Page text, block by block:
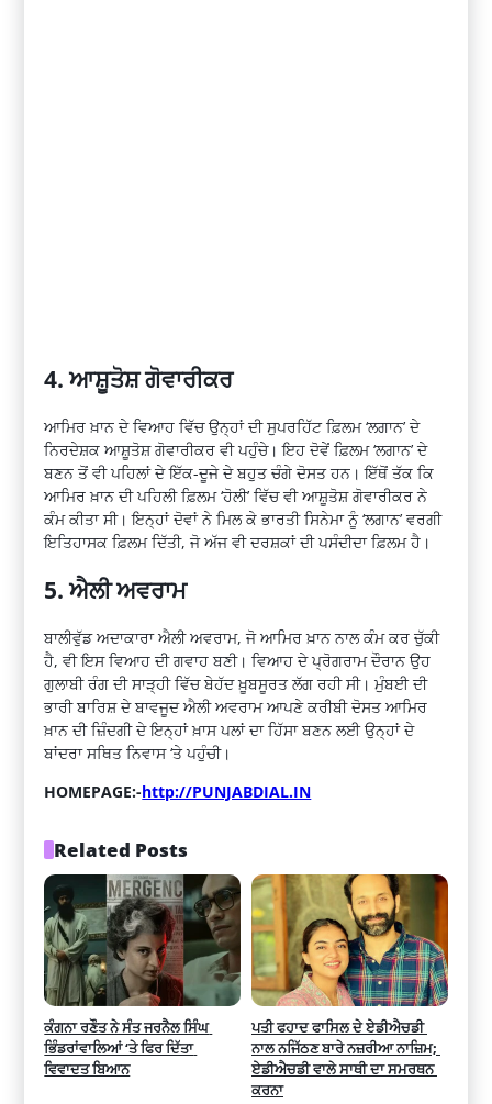
4. ਆਸ਼ੂਤੋਸ਼ ਗੋਵਾਰੀਕਰ
ਆਮਿਰ ਖ਼ਾਨ ਦੇ ਵਿਆਹ ਵਿੱਚ ਉਨ੍ਹਾਂ ਦੀ ਸੁਪਰਹਿੱਟ ਫ਼ਿਲਮ ‘ਲਗਾਨ’ ਦੇ
ਨਿਰਦੇਸ਼ਕ ਆਸ਼ੂਤੋਸ਼ ਗੋਵਾਰੀਕਰ ਵੀ ਪਹੁੰਚੇ। ਇਹ ਦੋਵੇਂ ਫ਼ਿਲਮ ‘ਲਗਾਨ’ ਦੇ
ਬਣਨ ਤੋਂ ਵੀ ਪਹਿਲਾਂ ਦੇ ਇੱਕ-ਦੂਜੇ ਦੇ ਬਹੁਤ ਚੰਗੇ ਦੋਸਤ ਹਨ। ਇੱਥੋਂ ਤੱਕ ਕਿ
ਆਮਿਰ ਖ਼ਾਨ ਦੀ ਪਹਿਲੀ ਫ਼ਿਲਮ ‘ਹੋਲੀ’ ਵਿੱਚ ਵੀ ਆਸ਼ੂਤੋਸ਼ ਗੋਵਾਰੀਕਰ ਨੇ
ਕੰਮ ਕੀਤਾ ਸੀ। ਇਨ੍ਹਾਂ ਦੋਵਾਂ ਨੇ ਮਿਲ ਕੇ ਭਾਰਤੀ ਸਿਨੇਮਾ ਨੂੰ ‘ਲਗਾਨ’ ਵਰਗੀ
ਇਤਿਹਾਸਕ ਫ਼ਿਲਮ ਦਿੱਤੀ, ਜੋ ਅੱਜ ਵੀ ਦਰਸ਼ਕਾਂ ਦੀ ਪਸੰਦੀਦਾ ਫ਼ਿਲਮ ਹੈ।
5. ਐਲੀ ਅਵਰਾਮ
ਬਾਲੀਵੁੱਡ ਅਦਾਕਾਰਾ ਐਲੀ ਅਵਰਾਮ, ਜੋ ਆਮਿਰ ਖ਼ਾਨ ਨਾਲ ਕੰਮ ਕਰ ਚੁੱਕੀ
ਹੈ, ਵੀ ਇਸ ਵਿਆਹ ਦੀ ਗਵਾਹ ਬਣੀ। ਵਿਆਹ ਦੇ ਪ੍ਰੋਗਰਾਮ ਦੌਰਾਨ ਉਹ
ਗੁਲਾਬੀ ਰੰਗ ਦੀ ਸਾੜ੍ਹੀ ਵਿੱਚ ਬੇਹੱਦ ਖ਼ੂਬਸੂਰਤ ਲੱਗ ਰਹੀ ਸੀ। ਮੁੰਬਈ ਦੀ
ਭਾਰੀ ਬਾਰਿਸ਼ ਦੇ ਬਾਵਜੂਦ ਐਲੀ ਅਵਰਾਮ ਆਪਣੇ ਕਰੀਬੀ ਦੋਸਤ ਆਮਿਰ
ਖ਼ਾਨ ਦੀ ਜ਼ਿੰਦਗੀ ਦੇ ਇਨ੍ਹਾਂ ਖ਼ਾਸ ਪਲਾਂ ਦਾ ਹਿੱਸਾ ਬਣਨ ਲਈ ਉਨ੍ਹਾਂ ਦੇ
ਬਾਂਦਰਾ ਸਥਿਤ ਨਿਵਾਸ ‘ਤੇ ਪਹੁੰਚੀ।
HOMEPAGE:-http://PUNJABDIAL.IN
Related Posts
ਕੰਗਨਾ ਰਣੌਤ ਨੇ ਸੰਤ ਜਰਨੈਲ ਸਿੰਘ
ਭਿੰਡਰਾਂਵਾਲਿਆਂ ‘ਤੇ ਫਿਰ ਦਿੱਤਾ
ਵਿਵਾਦਤ ਬਿਆਨ
ਪਤੀ ਫਹਾਦ ਫਾਸਿਲ ਦੇ ਏਡੀਐਚਡੀ
ਨਾਲ ਨਜਿੱਠਣ ਬਾਰੇ ਨਜ਼ਰੀਆ ਨਾਜ਼ਿਮ;
ਏਡੀਐਚਡੀ ਵਾਲੇ ਸਾਥੀ ਦਾ ਸਮਰਥਨ
ਕਰਨਾ